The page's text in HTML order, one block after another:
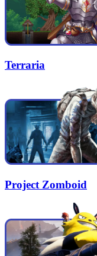
Terraria
Project Zomboid